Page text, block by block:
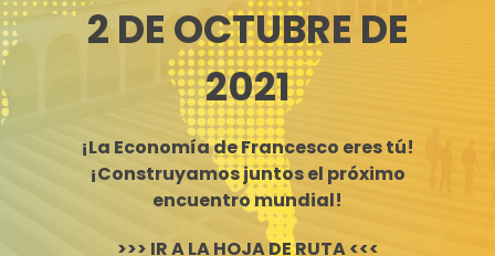
2 DE OCTUBRE DE
2021
¡La Economía de Francesco eres tú!
¡Construyamos juntos el próximo
encuentro mundial!
>>> IR A LA HOJA DE RUTA <<<